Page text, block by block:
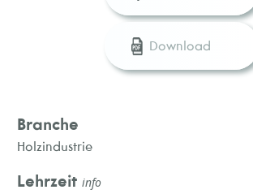
Download
Branche
Holzindustrie
Lehrzeit info